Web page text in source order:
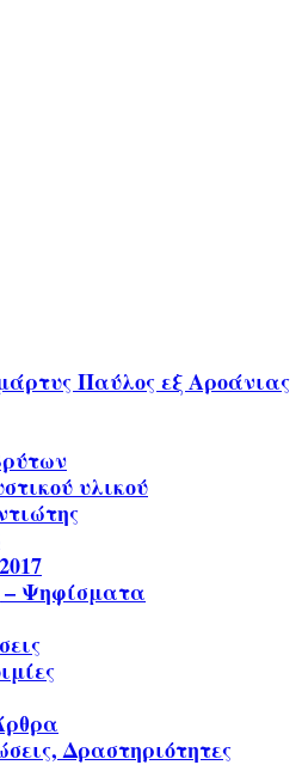
Παύλος εξ Αροάνιας
υλικού
– Ψηφίσματα
Δραστηριότητες